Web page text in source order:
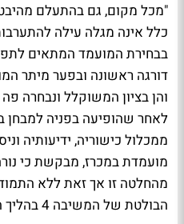
"מכל מקום, גם בהתעלם
כלל אינה מגלה עילה
בבחירת המועמד המתאים
דורגה ראשונה ובפער מיתר
והן בציון המשוקלל ונבחרה
לאחר שהופיעה בפניה
ממכלול כישוריה, ידיעותיה
מועמדת במכרז, מבקשת כי
מהחלטה זו אך זאת ללא
הבולטת של המשיבה 4 בהליך המיון המשמעותי שעברה